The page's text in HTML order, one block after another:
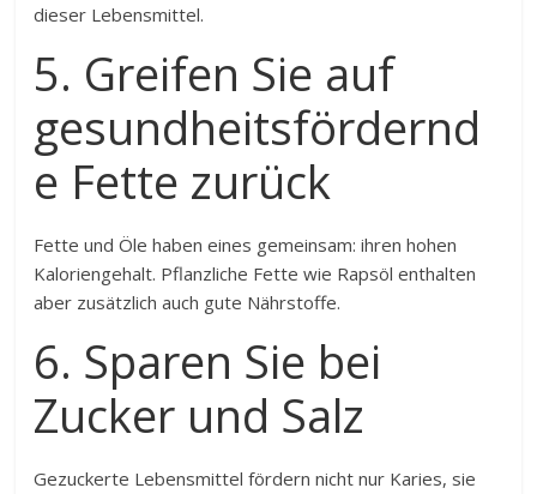
dieser Lebensmittel.
5. Greifen Sie auf
gesundheitsfördernd
e Fette zurück
Fette und Öle haben eines gemeinsam: ihren hohen
Kaloriengehalt. Pflanzliche Fette wie Rapsöl enthalten
aber zusätzlich auch gute Nährstoffe.
6. Sparen Sie bei
Zucker und Salz
Gezuckerte Lebensmittel fördern nicht nur Karies, sie